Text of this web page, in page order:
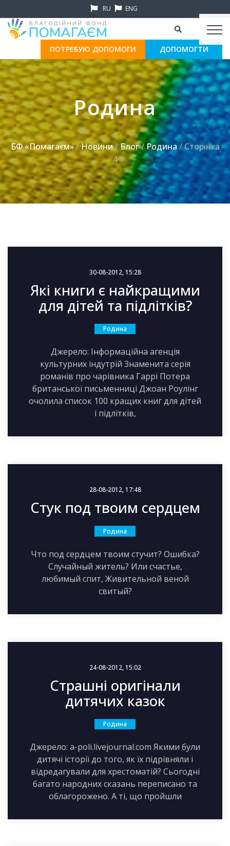
RU ENG
ПОТРЕБУЮ ДОПОМОГИ ДОПОМОГТИ
Родина
БФ «Помагаєм»/Новини/ Блог/Родина/ Сторінка
4
30-08-2012, 15:28
Які книги є найкращими
для дітей та підлітків?
Родина
Джерело: Інформаційна агенція
культурних індутрій Знаменита серія
романів про чарівника Гаррі Потера
британської письменниці Джоан Роулінг
очолила список 100 кращих книг для дітей
і підлітків,
28-08-2012, 17:48
Стук под твоим сердцем
Родина
Что под сердцем твоим стучит? Ошибка?
Случайный житель? Или счастье,
любимый спит, Живительной веной
свитый?
24-08-2012, 15:02
Страшні оригінали
дитячих казок
Родина
Джерело: a-poli.livejournal.com Якими були
дитячі історії до того, як їх підрівняли і
відредагували для хрестоматій? Сьогодні
багато народних сказань переписано та
облагорожено. А ті, що пройшли